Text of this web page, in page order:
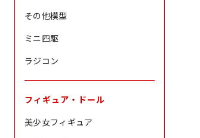
その他模型
ミニ四駆
ラジコン
フィギュア・ドール
美少女フィギュア